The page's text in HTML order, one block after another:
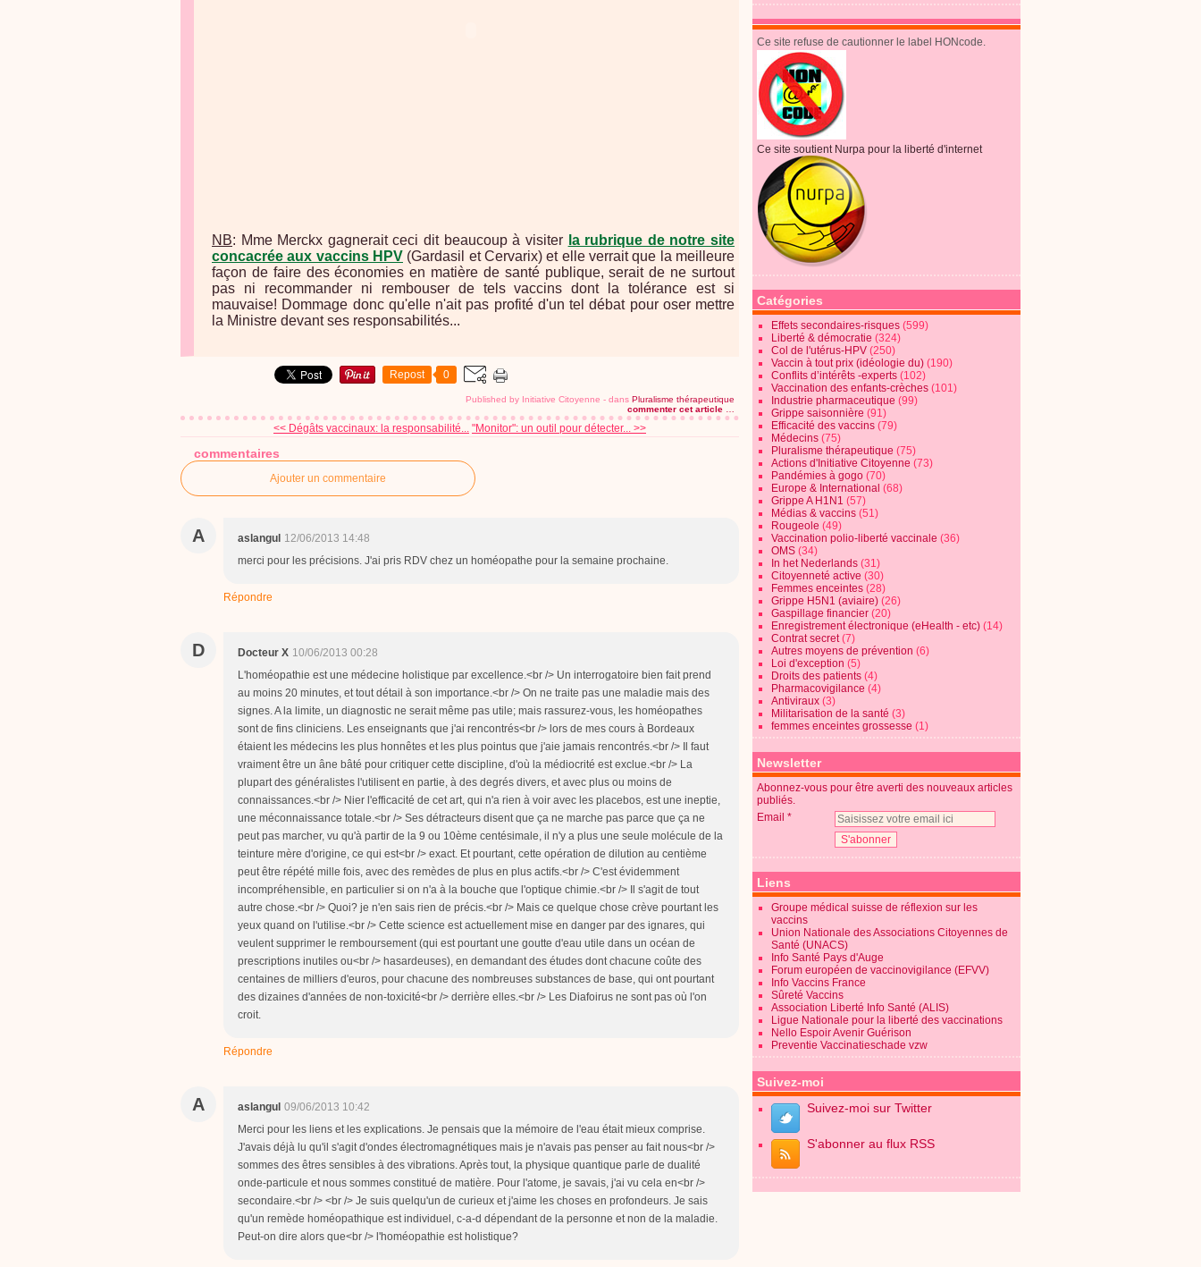
NB: Mme Merckx gagnerait ceci dit beaucoup à visiter la rubrique de notre site
concacrée aux vaccins HPV (Gardasil et Cervarix) et elle verrait que la meilleure
façon de faire des économies en matière de santé publique, serait de ne surtout
pas ni recommander ni rembouser de tels vaccins dont la tolérance est si
mauvaise! Dommage donc qu'elle n'ait pas profité d'un tel débat pour oser mettre
la Ministre devant ses responsabilités...
Repost 0
Published by Initiative Citoyenne - dans Pluralisme thérapeutique
commenter cet article
<< Dégâts vaccinaux: la responsabilité... "Monitor": un outil pour détecter... >>
commentaires
Ajouter un commentaire
A aslangul 12/06/2013 14:48
merci pour les précisions. J'ai pris RDV chez un homéopathe pour la semaine prochaine.
Répondre
D Docteur X 10/06/2013 00:28
L'homéopathie est une médecine holistique par excellence.<br /> Un interrogatoire bien fait prend
au moins 20 minutes, et tout détail à son importance.<br /> On ne traite pas une maladie mais des
signes. A la limite, un diagnostic ne serait même pas utile; mais rassurez-vous, les homéopathes
sont de fins cliniciens. Les enseignants que j'ai rencontrés<br /> lors de mes cours à Bordeaux
étaient les médecins les plus honnêtes et les plus pointus que j'aie jamais rencontrés.<br /> Il faut
vraiment être un âne bâté pour critiquer cette discipline, d'où la médiocrité est exclue.<br /> La
plupart des généralistes l'utilisent en partie, à des degrés divers, et avec plus ou moins de
connaissances.<br /> Nier l'efficacité de cet art, qui n'a rien à voir avec les placebos, est une ineptie,
une méconnaissance totale.<br /> Ses détracteurs disent que ça ne marche pas parce que ça ne
peut pas marcher, vu qu'à partir de la 9 ou 10ème centésimale, il n'y a plus une seule molécule de la
teinture mère d'origine, ce qui est<br /> exact. Et pourtant, cette opération de dilution au centième
peut être répété mille fois, avec des remèdes de plus en plus actifs.<br /> C'est évidemment
incompréhensible, en particulier si on n'a à la bouche que l'optique chimie.<br /> Il s'agit de tout
autre chose.<br /> Quoi? je n'en sais rien de précis.<br /> Mais ce quelque chose crève pourtant les
yeux quand on l'utilise.<br /> Cette science est actuellement mise en danger par des ignares, qui
veulent supprimer le remboursement (qui est pourtant une goutte d'eau utile dans un océan de
prescriptions inutiles ou<br /> hasardeuses), en demandant des études dont chacune coûte des
centaines de milliers d'euros, pour chacune des nombreuses substances de base, qui ont pourtant
des dizaines d'années de non-toxicité<br /> derrière elles.<br /> Les Diafoirus ne sont pas où l'on
croit.
Répondre
A aslangul 09/06/2013 10:42
Merci pour les liens et les explications. Je pensais que la mémoire de l'eau était mieux comprise.
J'avais déjà lu qu'il s'agit d'ondes électromagnétiques mais je n'avais pas penser au fait nous<br />
sommes des êtres sensibles à des vibrations. Après tout, la physique quantique parle de dualité
onde-particule et nous sommes constitué de matière. Pour l'atome, je savais, j'ai vu cela en<br />
secondaire.<br /> <br /> Je suis quelqu'un de curieux et j'aime les choses en profondeurs. Je sais
qu'un remède homéopathique est individuel, c-a-d dépendant de la personne et non de la maladie.
Peut-on dire alors que<br /> l'homéopathie est holistique?
Ce site refuse de cautionner le label HONcode.
Ce site soutient Nurpa pour la liberté d'internet
Catégories
Effets secondaires-risques (599)
Liberté & démocratie (324)
Col de l'utérus-HPV (250)
Vaccin à tout prix (idéologie du) (190)
Conflits d’intérêts -experts (102)
Vaccination des enfants-crèches (101)
Industrie pharmaceutique (99)
Grippe saisonnière (91)
Efficacité des vaccins (79)
Médecins (75)
Pluralisme thérapeutique (75)
Actions d'Initiative Citoyenne (73)
Pandémies à gogo (70)
Europe & International (68)
Grippe A H1N1 (57)
Médias & vaccins (51)
Rougeole (49)
Vaccination polio-liberté vaccinale (36)
OMS (34)
In het Nederlands (31)
Citoyenneté active (30)
Femmes enceintes (28)
Grippe H5N1 (aviaire) (26)
Gaspillage financier (20)
Enregistrement électronique (eHealth - etc) (14)
Contrat secret(7)
Autres moyens de prévention (6)
Loi d'exception (5)
Droits des patients (4)
Pharmacovigilance (4)
Antiviraux (3)
Militarisation de la santé (3)
femmes enceintes grossesse (1)
Newsletter
Abonnez-vous pour être averti des nouveaux articles
publiés.
Email
Liens
Groupe médical suisse de réflexion sur les
vaccins
Union Nationale des Associations Citoyennes de
Santé (UNACS)
Info Santé Pays d'Auge
Forum européen de vaccinovigilance (EFVV)
Info Vaccins France
Sûreté Vaccins
Association Liberté Info Santé (ALIS)
Ligue Nationale pour la liberté des vaccinations
Nello Espoir Avenir Guérison
Preventie Vaccinatieschade vzw
Suivez-moi
Suivez-moi sur Twitter
S'abonner au flux RSS